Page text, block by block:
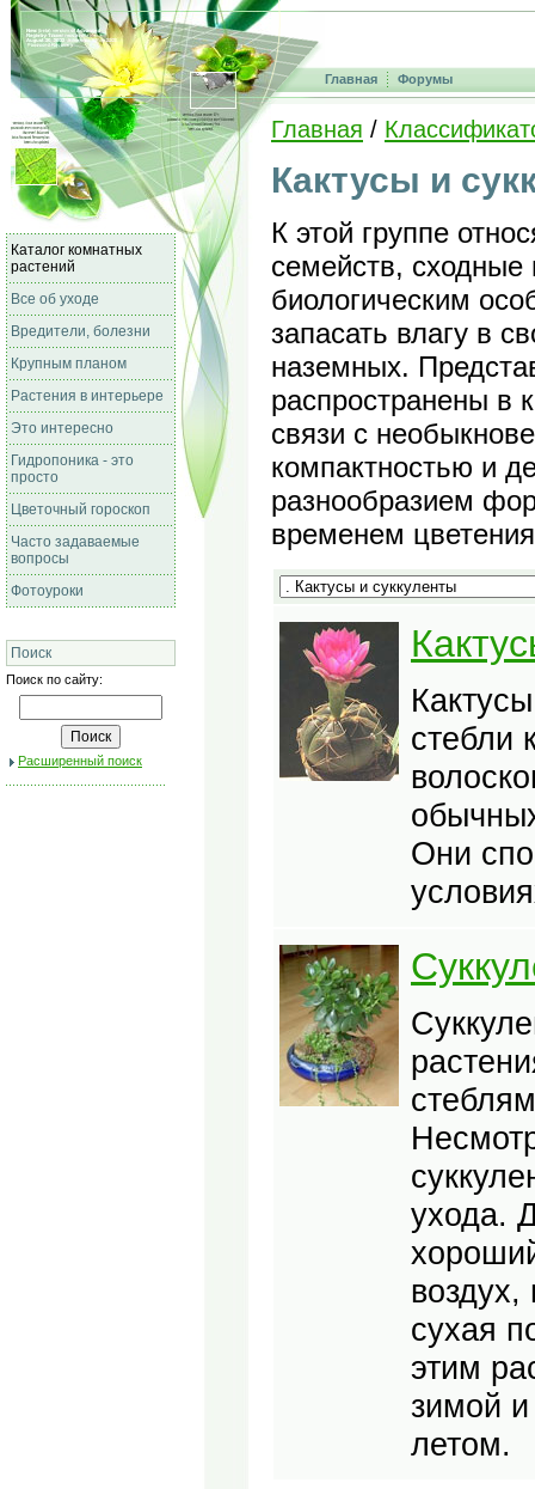
Главная Форумы
Каталог комнатных
растений
Все об уходе
Вредители, болезни
Крупным планом
Растения в интерьере
Это интересно
Гидропоника - это
просто
Цветочный гороскоп
Часто задаваемые
вопросы
Фотоуроки
Поиск
Поиск по сайту:
Расширенный поиск
Главная /
Кактусы и
К этой группе
семейств,
биологическим
запасать влагу в
наземных.
распространены в
связи с
компактностью и
разнообразием
временем
стебли
Они
ухода.
сухая
этим
зимой
летом.